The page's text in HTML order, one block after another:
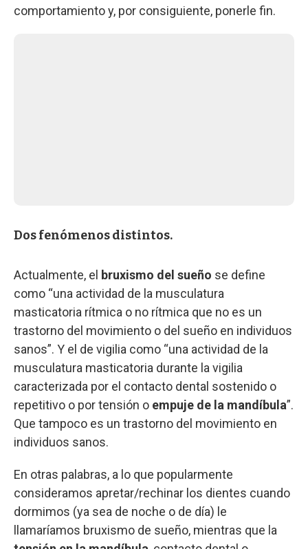
comportamiento y, por consiguiente, ponerle fin.
Dos fenómenos distintos.
Actualmente, el bruxismo del sueño se define
como “una actividad de la musculatura
masticatoria rítmica o no rítmica que no es un
trastorno del movimiento o del sueño en individuos
sanos”. Y el de vigilia como “una actividad de la
musculatura masticatoria durante la vigilia
caracterizada por el contacto dental sostenido o
repetitivo o por tensión o empuje de la mandíbula”.
Que tampoco es un trastorno del movimiento en
individuos sanos.
En otras palabras, a lo que popularmente
consideramos apretar/rechinar los dientes cuando
dormimos (ya sea de noche o de día) le
llamaríamos bruxismo de sueño, mientras que la